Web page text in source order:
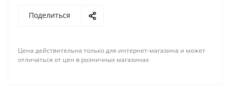
Поделиться
Цена действительна только для интернет-магазина и может
отличаться от цен в розничных магазинах